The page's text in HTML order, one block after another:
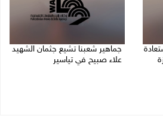
جماهير شعبنا تشيع جثمان الشهيد
علاء صبيح في تياسير